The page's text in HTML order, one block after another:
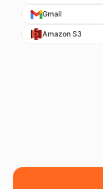
Gmail
Amazon S3